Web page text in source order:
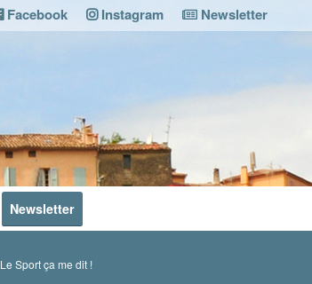
Facebook Instagram Newsletter
Newsletter
Le Sport ça me dit !